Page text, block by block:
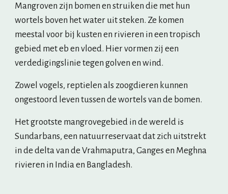
Mangroven zijn bomen en struiken die met hun
wortels boven het water uit steken. Ze komen
meestal voor bij kusten en rivieren in een tropisch
gebied met eb en vloed. Hier vormen zij een
verdedigingslinie tegen golven en wind.
Zowel vogels, reptielen als zoogdieren kunnen
ongestoord leven tussen de wortels van de bomen.
Het grootste mangrovegebied in de wereld is
Sundarbans, een natuurreservaat dat zich uitstrekt
in de delta van de Vrahmaputra, Ganges en Meghna
rivieren in India en Bangladesh.